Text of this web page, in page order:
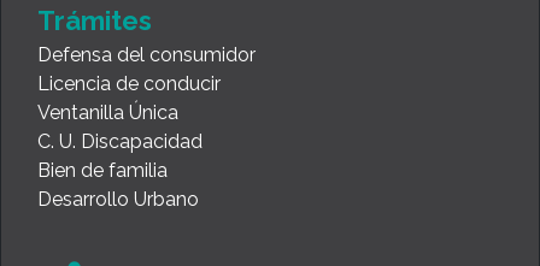
Trámites
Defensa del consumidor
Licencia de conducir
Ventanilla Única
C. U. Discapacidad
Bien de familia
Desarrollo Urbano